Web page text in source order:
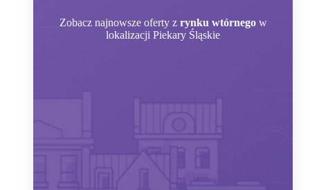
Zobacz najnowsze oferty z rynku wtórnego w
lokalizacji Piekary Śląskie